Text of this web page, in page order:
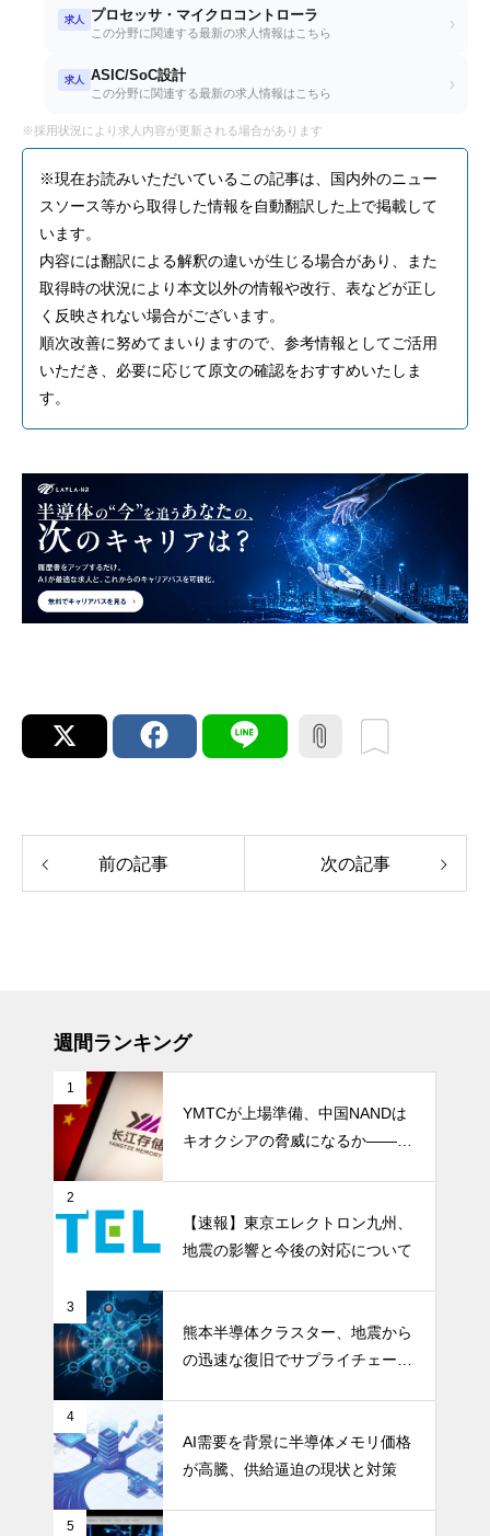
求人 プロセッサ・マイクロコントローラ
この分野に関連する最新の求人情報はこちら ›
求人 ASIC/SoC設計
この分野に関連する最新の求人情報はこちら ›
※採用状況により求人内容が更新される場合があります
※現在お読みいただいているこの記事は、国内外のニュー
スソース等から取得した情報を自動翻訳した上で掲載して
います。
内容には翻訳による解釈の違いが生じる場合があり、また
取得時の状況により本文以外の情報や改行、表などが正し
く反映されない場合がございます。
順次改善に努めてまいりますので、参考情報としてご活用
いただき、必要に応じて原文の確認をおすすめいたしま
す。
前の記事 次の記事
週間ランキング
1
YMTCが上場準備、中国NANDは
キオクシアの脅威になるか――AI
2
【速報】東京エレクトロン九州、
地震の影響と今後の対応について
3
熊本半導体クラスター、地震から
の迅速な復旧でサプライチェーン
4
AI需要を背景に半導体メモリ価格
が高騰、供給逼迫の現状と対策
5